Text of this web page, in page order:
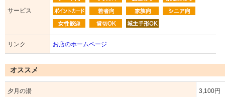
サービス
リンク お店のホームページ
オススメ
夕月の湯 3,100円